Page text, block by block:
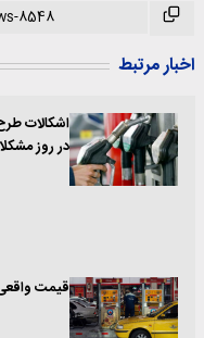
اخبار مرتبط
در روز
قیمت